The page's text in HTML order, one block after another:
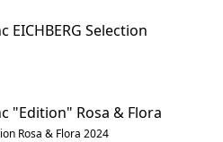
EICHBERG Selection
"Edition" Rosa & Flora
Rosa & Flora 2024